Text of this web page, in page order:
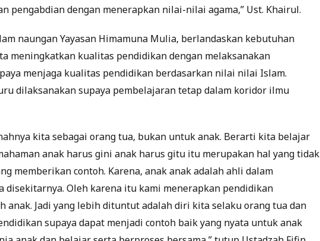
pengabdian dengan menerapkan nilai-nilai agama,” Ust. Khairul.
naungan Yayasan Himamuna Mulia, berlandaskan kebutuhan
meningkatkan kualitas pendidikan dengan melaksanakan
menjaga kualitas pendidikan berdasarkan nilai nilai Islam.
dilaksanakan supaya pembelajaran tetap dalam koridor ilmu
kita sebagai orang tua, bukan untuk anak. Berarti kita belajar
anak harus gini anak harus gitu itu merupakan hal yang tidak
memberikan contoh. Karena, anak anak adalah ahli dalam
disekitarnya. Oleh karena itu kami menerapkan pendidikan
anak. Jadi yang lebih dituntut adalah diri kita selaku orang tua dan
supaya dapat menjadi contoh baik yang nyata untuk anak